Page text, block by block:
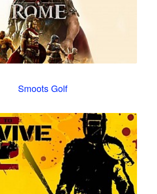
Agents of Mayhem
Expeditions: Rome
Smoots Golf